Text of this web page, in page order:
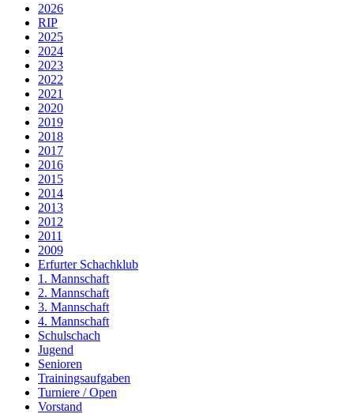
2026
RIP
2025
2024
2023
2022
2021
2020
2019
2018
2017
2016
2015
2014
2013
2012
2011
2009
Erfurter Schachklub
1. Mannschaft
2. Mannschaft
3. Mannschaft
4. Mannschaft
Schulschach
Jugend
Senioren
Trainingsaufgaben
Turniere / Open
Vorstand